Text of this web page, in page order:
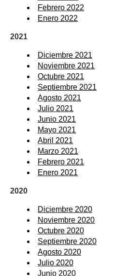
Febrero 2022
Enero 2022
2021
Diciembre 2021
Noviembre 2021
Octubre 2021
Septiembre 2021
Agosto 2021
Julio 2021
Junio 2021
Mayo 2021
Abril 2021
Marzo 2021
Febrero 2021
Enero 2021
2020
Diciembre 2020
Noviembre 2020
Octubre 2020
Septiembre 2020
Agosto 2020
Julio 2020
Junio 2020